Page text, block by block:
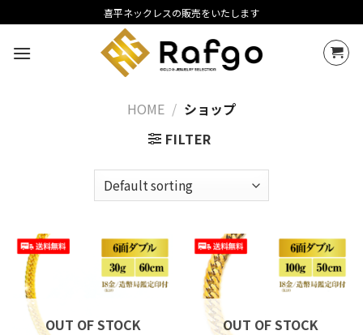
to
content
喜平ネックレスの販売をいたします
HOME / ショップ
FILTER
OUT OF STOCK OUT OF STOCK